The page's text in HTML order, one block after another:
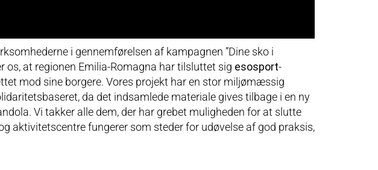
i gennemførelsen af kampagnen ”Dine sko i
os, at regionen Emilia-Romagna har tilsluttet sig esosport-
mod sine borgere. Vores projekt har en stor miljømæssig
da det indsamlede materiale gives tilbage i en ny
Vi takker alle dem, der har grebet muligheden for at slutte
aktivitetscentre fungerer som steder for udøvelse af god praksis,